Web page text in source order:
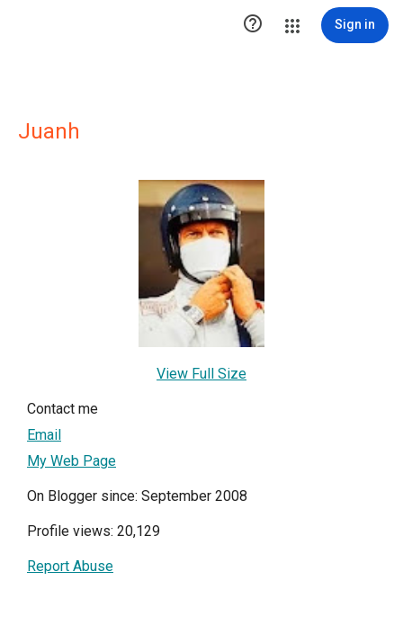
 Sign in
Juanh
View Full Size
Contact me
Email
My Web Page
On Blogger since: September 2008
Profile views: 20,129
Report Abuse